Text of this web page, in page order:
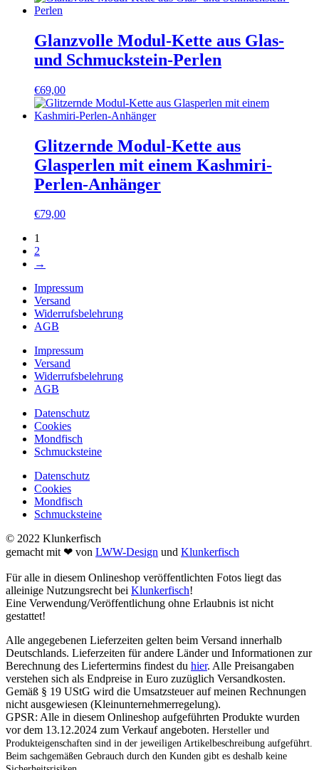
Glanzvolle Modul-Kette aus Glas-
und Schmuckstein-Perlen
€69,00
Glitzernde Modul-Kette aus
Glasperlen mit einem Kashmiri-
Perlen-Anhänger
€79,00
1
2
→
Impressum
Versand
Widerrufsbelehrung
AGB
Impressum
Versand
Widerrufsbelehrung
AGB
Datenschutz
Cookies
Mondfisch
Schmucksteine
Datenschutz
Cookies
Mondfisch
Schmucksteine
© 2022 Klunkerfisch
gemacht mit ❤ von LWW-Design und Klunkerfisch
Für alle in diesem Onlineshop veröffentlichten Fotos liegt das
alleinige Nutzungsrecht bei Klunkerfisch!
Eine Verwendung/Veröffentlichung ohne Erlaubnis ist nicht
gestattet!
Alle angegebenen Lieferzeiten gelten beim Versand innerhalb
Deutschlands. Lieferzeiten für andere Länder und Informationen zur
Berechnung des Liefertermins findest du hier. Alle Preisangaben
verstehen sich als Endpreise in Euro zuzüglich Versandkosten.
Gemäß § 19 UStG wird die Umsatzsteuer auf meinen Rechnungen
nicht ausgewiesen (Kleinunternehmerregelung).
GPSR: Alle in diesem Onlineshop aufgeführten Produkte wurden
vor dem 13.12.2024 zum Verkauf angeboten. Hersteller und
Produkteigenschaften sind in der jeweiligen Artikelbeschreibung aufgeführt.
Beim sachgemäßen Gebrauch durch den Kunden gibt es deshalb keine